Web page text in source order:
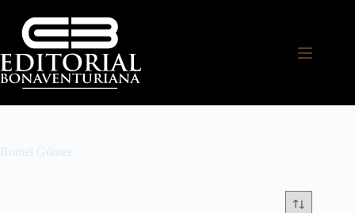
Romel Gómez